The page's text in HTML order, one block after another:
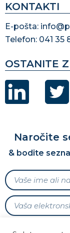
KONTAKTI
E-pošta:
Telefon: 041 35
OSTANITE
Naročite
& bodite